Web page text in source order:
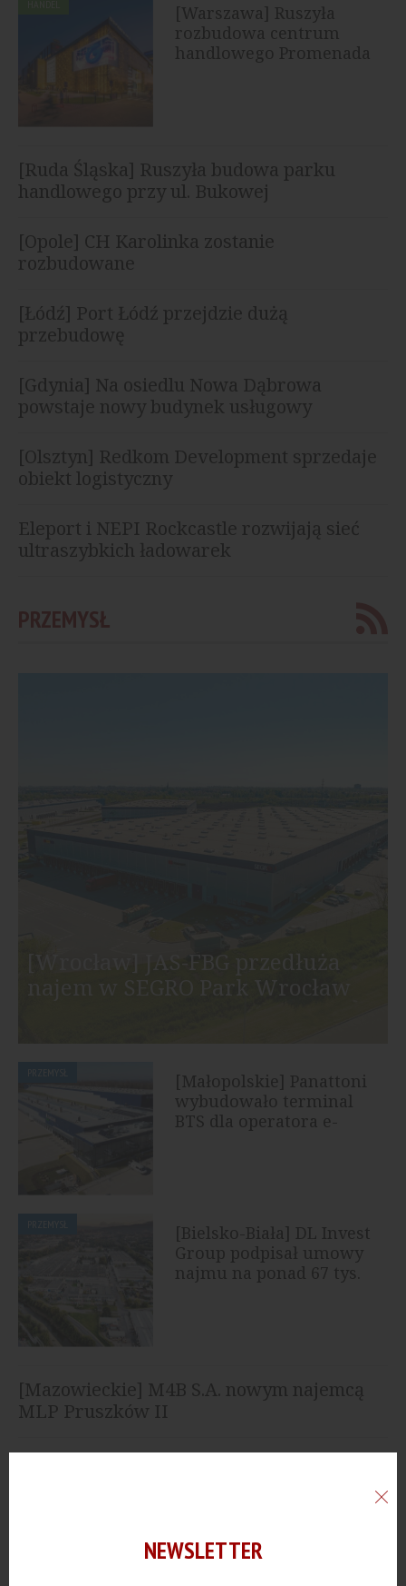
[Warszawa] Ruszyła
rozbudowa centrum
handlowego Promenada
[Ruda Śląska] Ruszyła budowa parku
handlowego przy ul. Bukowej
[Opole] CH Karolinka zostanie
rozbudowane
[Łódź] Port Łódź przejdzie dużą
przebudowę
[Gdynia] Na osiedlu Nowa Dąbrowa
powstaje nowy budynek usługowy
[Olsztyn] Redkom Development sprzedaje
obiekt logistyczny
Eleport i NEPI Rockcastle rozwijają sieć
ultraszybkich ładowarek
PRZEMYSŁ
[Małopolskie] Panattoni
wybudowało terminal
BTS dla operatora e-
[Bielsko-Biała] DL Invest
Group podpisał umowy
najmu na ponad 67 tys.
[Mazowieckie] M4B S.A. nowym najemcą
MLP Pruszków II
[Dolnośląskie] BREMER wybuduje dla
nowego parku magazynowego
NEWSLETTER